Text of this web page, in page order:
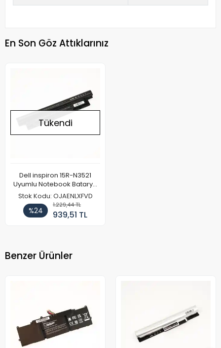
En Son Göz Attıklarınız
Tükendi
Dell inspiron 15R-N3521
Uyumlu Notebook Batarya
Pil 4400mAh
Stok Kodu: OJAENLXFVD
%24
1.229,44 TL
939,51 TL
Benzer Ürünler